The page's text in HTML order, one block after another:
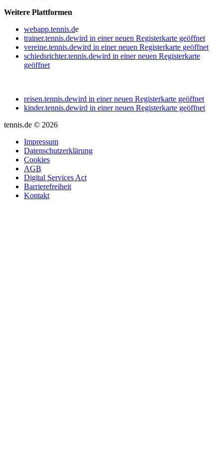
Weitere Plattformen
webapp.tennis.de
trainer.tennis.dewird in einer neuen Registerkarte geöffnet
vereine.tennis.dewird in einer neuen Registerkarte geöffnet
schiedsrichter.tennis.dewird in einer neuen Registerkarte
geöffnet
reisen.tennis.dewird in einer neuen Registerkarte geöffnet
kinder.tennis.dewird in einer neuen Registerkarte geöffnet
tennis.de © 2026
Impressum
Datenschutzerklärung
Cookies
AGB
Digital Services Act
Barrierefreiheit
Kontakt